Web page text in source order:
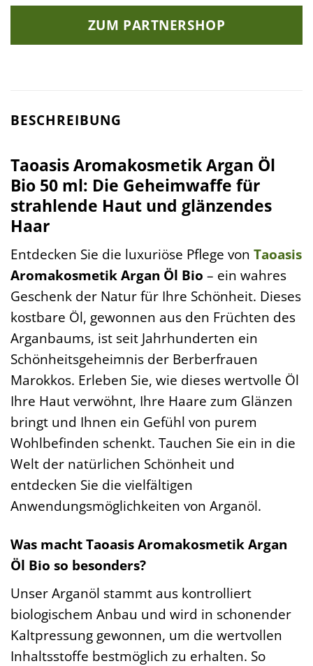
ZUM PARTNERSHOP
BESCHREIBUNG
Taoasis Aromakosmetik Argan Öl
Bio 50 ml: Die Geheimwaffe für
strahlende Haut und glänzendes
Haar
Entdecken Sie die luxuriöse Pflege von Taoasis
Aromakosmetik Argan Öl Bio – ein wahres
Geschenk der Natur für Ihre Schönheit. Dieses
kostbare Öl, gewonnen aus den Früchten des
Arganbaums, ist seit Jahrhunderten ein
Schönheitsgeheimnis der Berberfrauen
Marokkos. Erleben Sie, wie dieses wertvolle Öl
Ihre Haut verwöhnt, Ihre Haare zum Glänzen
bringt und Ihnen ein Gefühl von purem
Wohlbefinden schenkt. Tauchen Sie ein in die
Welt der natürlichen Schönheit und
entdecken Sie die vielfältigen
Anwendungsmöglichkeiten von Arganöl.
Was macht Taoasis Aromakosmetik Argan
Öl Bio so besonders?
Unser Arganöl stammt aus kontrolliert
biologischem Anbau und wird in schonender
Kaltpressung gewonnen, um die wertvollen
Inhaltsstoffe bestmöglich zu erhalten. So